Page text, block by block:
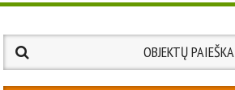
OBJEKTŲ PAIEŠKA